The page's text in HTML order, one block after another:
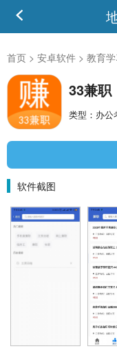
首页 > 安卓软件 > 教育学
33兼职
类型：办公
软件截图